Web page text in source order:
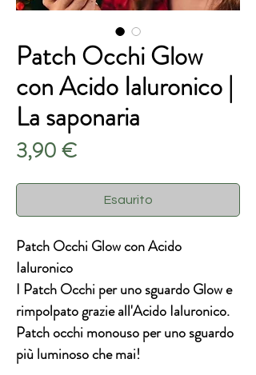
Patch Occhi Glow
con Acido Ialuronico |
La saponaria
3,90 €Prezzo
Esaurito
Patch Occhi Glow con Acido
Ialuronico
I Patch Occhi per uno sguardo Glow e
rimpolpato grazie all'Acido Ialuronico.
Patch occhi monouso per uno sguardo
più luminoso che mai!